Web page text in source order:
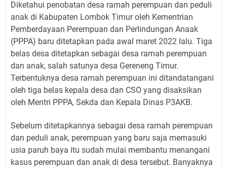
Diketahui penobatan desa ramah perempuan dan peduli
anak di Kabupaten Lombok Timur oleh Kementrian
Pemberdayaan Perempuan dan Perlindungan Anaak
(PPPA) baru ditetapkan pada awal maret 2022 lalu. Tiga
belas desa ditetapkan sebagai desa ramah perempuan
dan anak, salah satunya desa Gereneng Timur.
Terbentuknya desa ramah perempuan ini ditandatangani
oleh tiga belas kepala desa dan CSO yang disaksikan
oleh Mentri PPPA, Sekda dan Kepala Dinas P3AKB.
Sebelum ditetapkannya sebagai desa ramah perempuan
dan peduli anak, perempuan yang baru saja memasuki
usia paruh baya itu sudah mulai membantu menangani
kasus perempuan dan anak di desa tersebut. Banyaknya